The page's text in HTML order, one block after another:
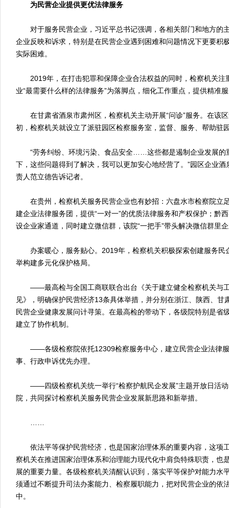
为民营企业提供更优法律服务
对于服务民营企业，习近平总书记强调，各相关部门和地方的
企业反映和诉求，特别是在民营企业遇到困难和问题情况下更要积
实际困难。
2019年，在打击犯罪和保障企业合法权益的同时，检察机关注
业“最需要什么样的法律服务”为落脚点，细化工作重点，提供精准
在甘肃省酒泉市肃州区，检察机关主动开展“问诊”服务。在该
初，检察机关就设立了派驻园区检察服务室，监督、服务、帮助驻
“劳务纠纷、环境污染、食品安全……这些都是遏制企业发展的
下，这些问题得到了解决，我可以更加安心地经营了。”园区企业
责人范立德告诉记者。
在贵州，检察机关服务民营企业也有妙招：六盘水市检察院立
建企业法律服务团，提供“一对一”的优质法律服务和产权保护；黔
设企业家通道，同时建立微信群，该院“一把手”带头解决微信群里
办案暖心，服务贴心。2019年，检察机关积极探索创建服务民
举构建多元化保护格局。
——最高检与全国工商联联合出台《关于建立健全检察机关与
见》，明确保护民营经济13条具体举措，并分别在浙江、陕西、甘
民营企业健康发展问计寻策。在最高检的带动下，各级院特别是省
建立了协作机制。
——各级检察院依托12309检察服务中心，建立民营企业法律服
事、行政申诉优先办理。
——四级检察机关统一举行“检察护航民企发展”主题开放日活动
院，共同探讨检察机关服务民营企业发展新思路和新举措。
依法平等保护民营经济，也是国家治理体系的重要内容，这项
察机关在推进国家治理体系和治理能力现代化中肩负特殊职责，也
展的重要力量。各级检察机关清醒认识到，落实平等保护对能力水
须通过不断提升司法办案能力、检察履职能力，把对民营企业的依
中。